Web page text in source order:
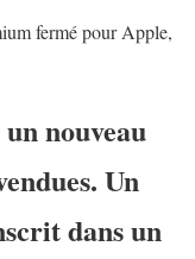
fermé pour Apple,
nouveau
Un
dans un